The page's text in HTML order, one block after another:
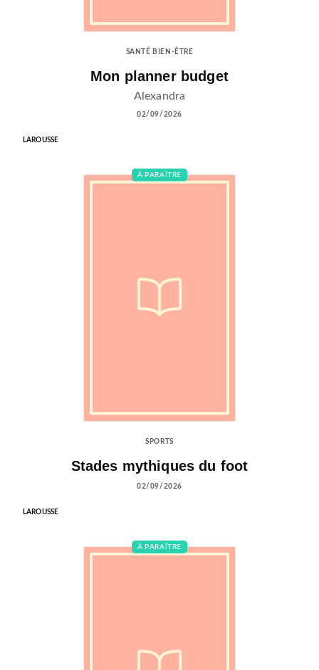
SANTÉ BIEN-ÊTRE
Mon planner budget
Alexandra
02/09/2026
LAROUSSE
À PARAÎTRE
SPORTS
Stades mythiques du foot
02/09/2026
LAROUSSE
À PARAÎTRE